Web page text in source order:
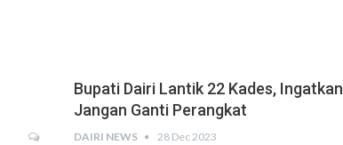
Bupati Dairi Lantik 22 Kades, Ingatkan
Jangan Ganti Perangkat
DAIRI NEWS 28 Dec 2023